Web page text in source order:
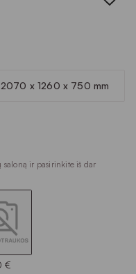
2070 x 1260 x 750 mm
saloną ir pasirinkite iš dar
€